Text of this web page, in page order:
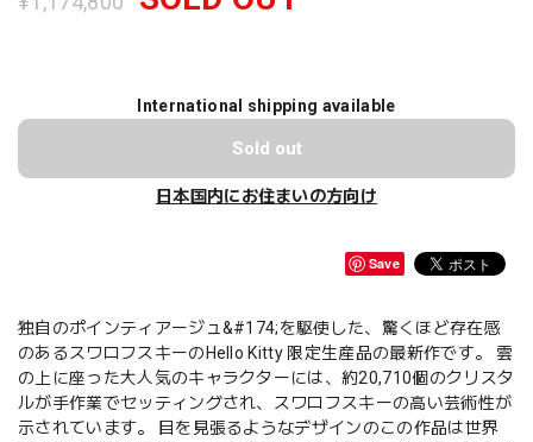
International shipping available
Sold out
日本国内にお住まいの方向け
Save
独自のポインティアージュ&#174;を駆使した、驚くほど存在感
のあるスワロフスキーのHello Kitty 限定生産品の最新作です。 雲
の上に座った大人気のキャラクターには、約20,710個のクリスタ
ルが手作業でセッティングされ、スワロフスキーの高い芸術性が
示されています。 目を見張るようなデザインのこの作品は世界